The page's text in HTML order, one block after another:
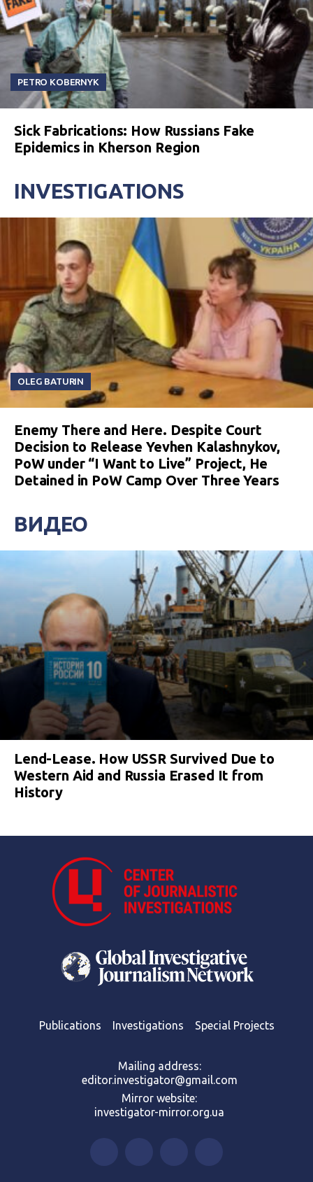
PETRO KOBERNYK
Sick Fabrications: How Russians Fake
Epidemics in Kherson Region
INVESTIGATIONS
OLEG BATURIN
Enemy There and Here. Despite Court
Decision to Release Yevhen Kalashnykov,
PoW under “I Want to Live” Project, He
Detained in PoW Camp Over Three Years
ВИДЕО
Lend-Lease. How USSR Survived Due to
Western Aid and Russia Erased It from
History
Publications Investigations Special Projects
Mailing address:
editor.investigator@gmail.com
Mirror website:
investigator-mirror.org.ua